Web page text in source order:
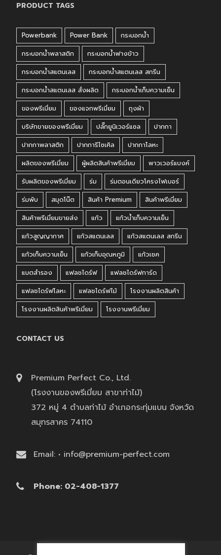
PRODUCT TAGS
Powerbank Power Bank
กระบอกน้ำ
กระบอกน้ำพลาสติก
กระบอกน้ำฟางข้าว
กระบอกน้ำสแตนเลส
กระบอกน้ำสแตนเลส สกรีน
กระบอกน้ำสแตนเลส สั่งผลิต
กระบอกน้ำเก็บความเย็น
ของพรีเมี่ยม
ของแจกพรีเมี่ยม
ถุงผ้า
บริษัทขายของพรีเมี่ยม
ปลั๊กยูนิเวอร์แซล
ปากกา
ปากกาพลาสติก
ปากการีไซเคิล
ปากกาโลหะ
ผลิตของพรีเมี่ยม
ผู้ผลิตสินค้าพรีเมี่ยม
พาวเวอร์แบงค์
รับผลิตของพรีเมี่ยม
ร่ม
ร่มตอนเดียวโครงไฟเบอร์
ร่มพับ
สมุดโน๊ต สินค้า Premium
สินค้าพรีเมี่ยม
สินค้าพรีเมี่ยมขายส่ง
แก้ว
แก้วน้ำเก็บความเย็น
แก้วสูญญากาศ
แก้วสแตนเลส
แก้วสแตนเลส สกรีน
แก้วเก็บความเย็น
แก้วเก็บอุณหภูมิ
แก้วเชค
แบตสำรอง
แฟลชไดร์ฟ
แฟลชไดร์ฟการ์ด
แฟลชไดร์ฟโลหะ
แฟลชไดร์ฟไม้
โรงงานผลิตสินค้า
โรงงานผลิตสินค้าพรีเมี่ยม
โรงงานพรีเมี่ยม
CONTACT US
Premium Perfect Co., Ltd.
(โรงงานของพรีเมี่ยม สาขาท่าไม้)
372 หมู่ 4 ตำบลท่าไม้ อำเภอกระทุ่มแบน จังหวัด
สมุทรสาคร 74110
Email: • info@premium-perfect.com
Phone: 02-408-1377